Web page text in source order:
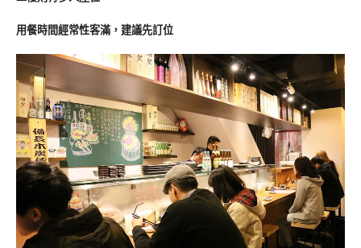
用餐時間經常性客滿，建議先訂位